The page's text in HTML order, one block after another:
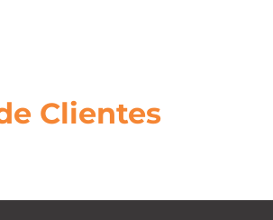
Clientes